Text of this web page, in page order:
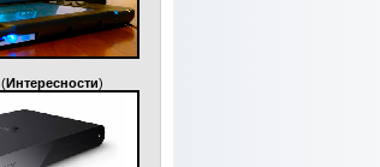
(Интересности)